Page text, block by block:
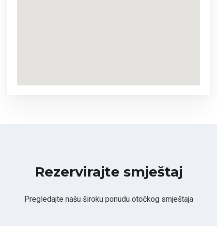
Rezervirajte smještaj
Pregledajte našu široku ponudu otočkog smještaja